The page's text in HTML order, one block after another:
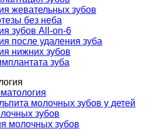
жевательных зубов
без неба
зубов All-on-6
после удаления зуба
нижних зубов
зуба
молочных зубов у детей
зубов
молочных зубов